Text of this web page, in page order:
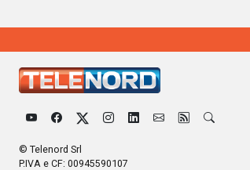
© Telenord Srl
P.IVA e CF: 00945590107